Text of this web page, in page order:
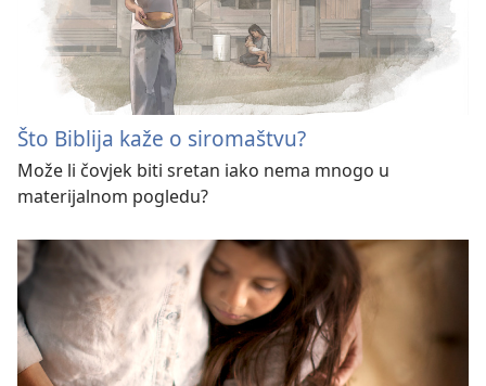
Što Biblija kaže o siromaštvu?
Može li čovjek biti sretan iako nema mnogo u
materijalnom pogledu?